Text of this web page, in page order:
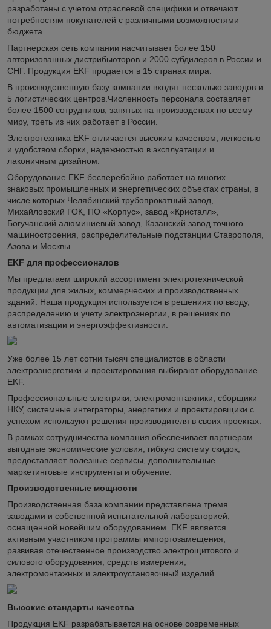
разработаны с учетом отраслевой специфики и отвечают
потребностям покупателей с различными возможностями
бюджета.
Партнерская сеть компании насчитывает более 150
авторизованных дистрибьюторов и 2000 субдилеров в России и
СНГ. Продукция EKF продается в 15 странах мира.
В производственную базу компании входят несколько заводов и
5 логистических центров.Численность персонала составляет
более 1500 сотрудников, занятых на производствах по всему
миру, треть из них работает в России.
Электротехника EKF отличается высоким качеством, легкостью
и удобством сборки, надежностью в эксплуатации и
лаконичным дизайном.
Оборудование EKF бесперебойно работает на многих
знаковых промышленных и энергетических объектах страны, в
числе которых Челябинский трубопрокатный завод,
Михайловский ГОК, ПО «Корпус», завод «Кристалл»,
Богучанский алюминиевый завод, Казанский завод точного
машиностроения, распределительные подстанции Ставрополя,
Азова и Москвы.
EKF для профессионалов
Мы предлагаем широкий ассортимент электротехнической
продукции для жилых, коммерческих и производственных
зданий. Наша продукция используется в решениях по вводу,
распределению и учету электроэнергии, в решениях по
автоматизации и энергоэффективности.
Уже более 15 лет сотни тысяч специалистов в области
электроэнергетики и проектирования выбирают оборудование
EKF.
Профессиональные электрики, электромонтажники, сборщики
НКУ, системные интеграторы, энергетики и проектировщики с
успехом используют решения производителя в своих проектах.
В рамках сотрудничества компания обеспечивает партнерам
выгодные экономические условия, гибкую систему скидок,
предоставляет полезные сервисы, дополнительные
маркетинговые инструменты и обучение.
Производственные мощности
Производственная база компании представлена тремя
заводами и собственной испытательной лабораторией,
оснащенной новейшим оборудованием. EKF является
активным участником программы импортозамещения,
развивая отечественное производство электрощитового и
силового оборудования, средств измерения,
электромонтажных и электроустановочный изделий.
Высокие стандарты качества
Продукция EKF разрабатывается на основе современных